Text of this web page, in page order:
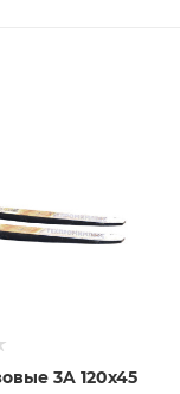
3A 120х45